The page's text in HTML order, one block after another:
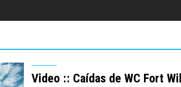
Video :: Caídas de WC Fort